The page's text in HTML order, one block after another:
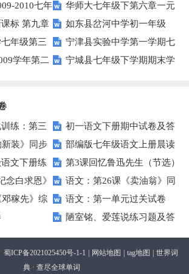
初步认识能力测试题（七）1
2010七年
测试题(数
华师大七年级下第六章一元
一次方程组能力测试题（二）
标 第九章
末复习检测
如东县岔河中学初一年级
（下）数学期中考试
年级第三
案
宁津县实验中学第一学期七
年级期中数学试题及答案
学年第二
宁城县七年级下学期期末学
练：第三
初一语文下册期中试卷及答
案
装》同步
部编版七年级语文上册晨读
阅读练习题及答案
文下册练
第3课回忆鲁迅先生（节选）
课时练习题及答案
念白求恩》
年级上）
语文：第26课《卖油翁》同
步练习（鄂教版七年级下）
稼先》综
七年级下
语文：第一单元过关试卷
（二）（人教新课标七年级上）
陋室铭、爱莲说练习题及答
案
蜀ICP备2021025450号-1-1 网站地图 tag地图
世界词
典 · 查尽全球单词